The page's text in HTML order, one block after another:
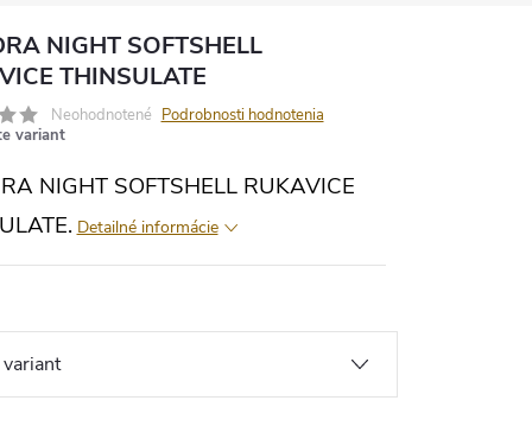
NIGHT SOFTSHELL
THINSULATE
Neohodnotené Podrobnosti hodnotenia
variant
NIGHT SOFTSHELL RUKAVICE
Detailné informácie